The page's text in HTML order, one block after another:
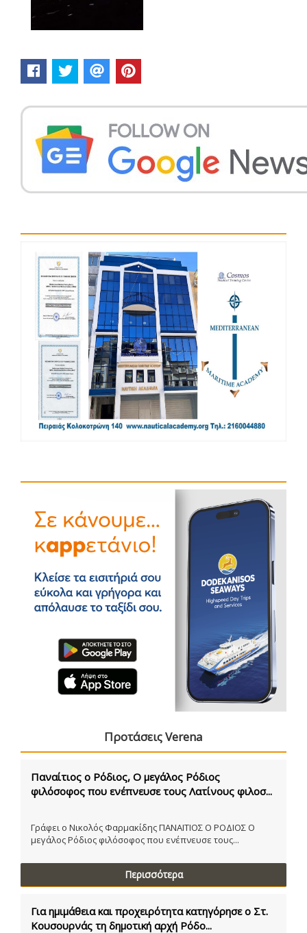
Προτάσεις Verena
Παναίτιος ο Ρόδιος, Ο μεγάλος Ρόδιος
φιλόσοφος που ενέπνευσε τους Λατίνους φιλοσ...
Γράφει ο Νικολός Φαρμακίδης ΠΑΝΑΙΤΙΟΣ Ο ΡΟΔΙΟΣ Ο
μεγάλος Ρόδιος φιλόσοφος που ενέπνευσε τους...
Περισσότερα
Για ημιμάθεια και προχειρότητα κατηγόρησε ο Στ.
Κουσουρνάς τη δημοτική αρχή Ρόδο...